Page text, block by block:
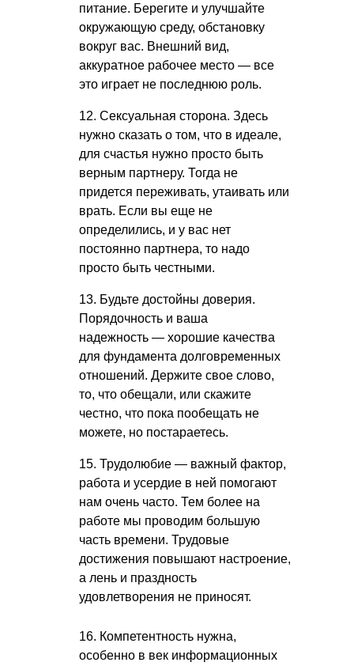
питание. Берегите и улучшайте
окружающую среду, обстановку
вокруг вас. Внешний вид,
аккуратное рабочее место — все
это играет не последнюю роль.
12. Сексуальная сторона. Здесь
нужно сказать о том, что в идеале,
для счастья нужно просто быть
верным партнеру. Тогда не
придется переживать, утаивать или
врать. Если вы еще не
определились, и у вас нет
постоянно партнера, то надо
просто быть честными.
13. Будьте достойны доверия.
Порядочность и ваша
надежность — хорошие качества
для фундамента долговременных
отношений. Держите свое слово,
то, что обещали, или скажите
честно, что пока пообещать не
можете, но постараетесь.
15. Трудолюбие — важный фактор,
работа и усердие в ней помогают
нам очень часто. Тем более на
работе мы проводим большую
часть времени. Трудовые
достижения повышают настроение,
а лень и праздность
удовлетворения не приносят.
16. Компетентность нужна,
особенно в век информационных